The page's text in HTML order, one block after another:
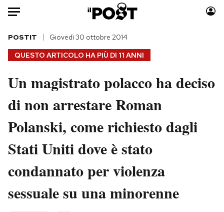
Auto
HOME
Italia
Politica
Tecnologia
Scienza
Cultura
Sport
Moda
Consumismi
Storie/Idee
Media
Europa
Mondiali calcio 2026
QUESTO ARTICOLO HA PIÙ DI 11 ANNI
POSTIT Giovedì 30 ottobre 2014
Un magistrato polacco ha deciso
di non arrestare Roman
Polanski, come richiesto dagli
Stati Uniti dove è stato
condannato per violenza
sessuale su una minorenne